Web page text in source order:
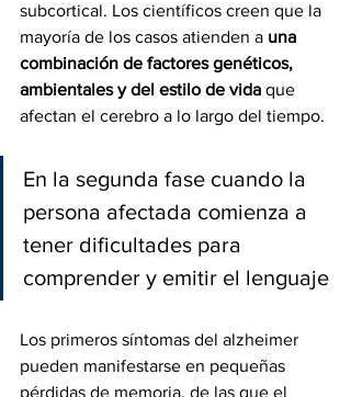
subcortical. Los científicos creen que la
mayoría de los casos atienden a una
combinación de factores genéticos,
ambientales y del estilo de vida que
afectan el cerebro a lo largo del tiempo.
En la segunda fase cuando la
persona afectada comienza a
tener dificultades para
comprender y emitir el lenguaje
Los primeros síntomas del alzheimer
pueden manifestarse en pequeñas
pérdidas de memoria, de las que el